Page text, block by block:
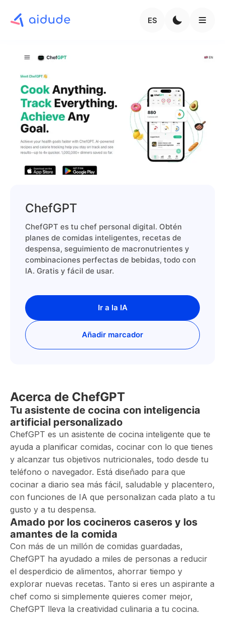
ES
ChefGPT
ChefGPT es tu chef personal digital. Obtén
planes de comidas inteligentes, recetas de
despensa, seguimiento de macronutrientes y
combinaciones perfectas de bebidas, todo con
IA. Gratis y fácil de usar.
Ir a la IA
Añadir marcador
Acerca de ChefGPT
Tu asistente de cocina con inteligencia
artificial personalizado
ChefGPT es un asistente de cocina inteligente que te
ayuda a planificar comidas, cocinar con lo que tienes
y alcanzar tus objetivos nutricionales, todo desde tu
teléfono o navegador. Está diseñado para que
cocinar a diario sea más fácil, saludable y placentero,
con funciones de IA que personalizan cada plato a tu
gusto y a tu despensa.
Amado por los cocineros caseros y los
amantes de la comida
Con más de un millón de comidas guardadas,
ChefGPT ha ayudado a miles de personas a reducir
el desperdicio de alimentos, ahorrar tiempo y
explorar nuevas recetas. Tanto si eres un aspirante a
chef como si simplemente quieres comer mejor,
ChefGPT lleva la creatividad culinaria a tu cocina.